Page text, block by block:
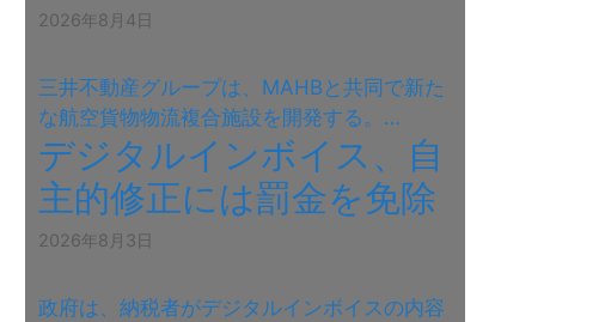
2026年8月4日
三井不動産グループは、MAHBと共同で新た
な航空貨物物流複合施設を開発する。…
デジタルインボイス、自
主的修正には罰金を免除
2026年8月3日
政府は、納税者がデジタルインボイスの内容